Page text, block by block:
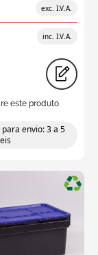
este produto
para envio: 3 a 5